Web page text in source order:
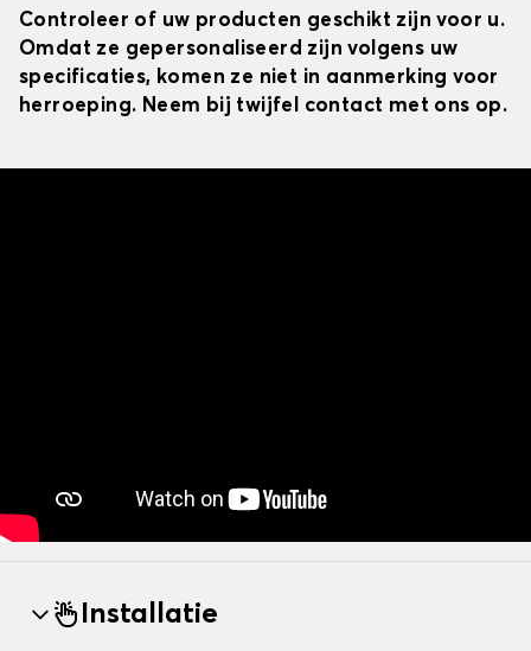
Controleer of uw producten geschikt zijn voor u.
Omdat ze gepersonaliseerd zijn volgens uw
specificaties, komen ze niet in aanmerking voor
herroeping. Neem bij twijfel contact met ons op.
Installatie